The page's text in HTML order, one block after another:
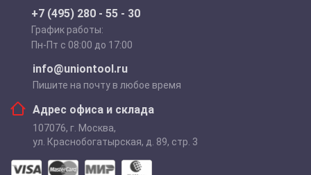
+7 (495) 280 - 55 - 30
График работы:
Пн-Пт с 08:00 до 17:00
info@uniontool.ru
Пишите на почту в любое время
Адрес офиса и склада
107076, г. Москва,
ул. Краснобогатырская, д. 89, стр. 3